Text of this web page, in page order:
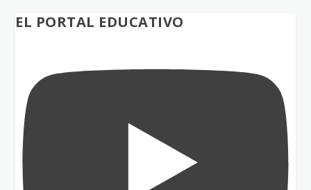
EL PORTAL EDUCATIVO